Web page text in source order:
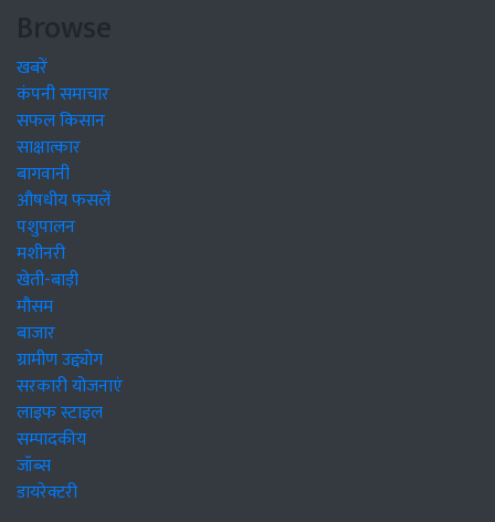
Browse
खबरें
कंपनी समाचार
सफल किसान
साक्षात्कार
बागवानी
औषधीय फसलें
पशुपालन
मशीनरी
खेती-बाड़ी
मौसम
बाजार
ग्रामीण उद्द्योग
सरकारी योजनाएं
लाइफ स्टाइल
सम्पादकीय
जॉब्स
डायरेक्टरी